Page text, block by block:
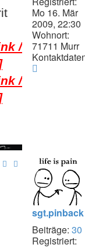
Mo 16. Mär
2009, 22:30
Wohnort:
71711 Murr
/
/
sgt.pinback
Beiträge: 30
Registriert: